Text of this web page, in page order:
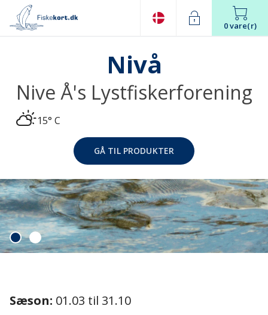
0 vare(r)
Nivå
Nive Å's Lystfiskerforening
15° C
GÅ TIL PRODUKTER
Sæson: 01.03 til 31.10